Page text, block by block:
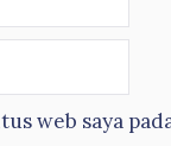
web saya